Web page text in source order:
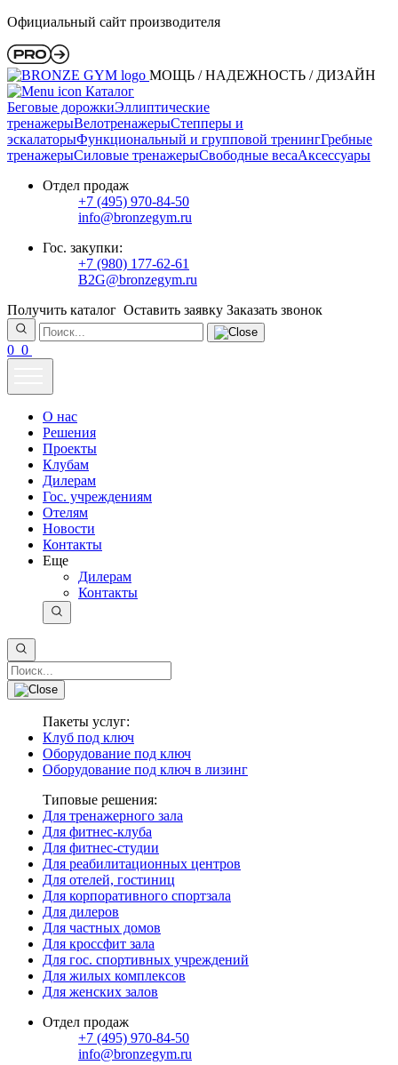
Официальный сайт производителя
МОЩЬ / НАДЕЖНОСТЬ / ДИЗАЙН
Каталог
Беговые дорожкиЭллиптические
тренажерыВелотренажерыСтепперы и
эскалаторыФункциональный и групповой тренингГребные
тренажерыСиловые тренажерыСвободные весаАксессуары
Отдел продаж
+7 (495) 970-84-50
info@bronzegym.ru
Гос. закупки:
+7 (980) 177-62-61
B2G@bronzegym.ru
Получить каталог Оставить заявку Заказать звонок
0 0
О нас
Решения
Проекты
Клубам
Дилерам
Гос. учреждениям
Отелям
Новости
Контакты
Еще
Дилерам
Контакты
Пакеты услуг:
Клуб под ключ
Оборудование под ключ
Оборудование под ключ в лизинг
Типовые решения:
Для тренажерного зала
Для фитнес-клуба
Для фитнес-студии
Для реабилитационных центров
Для отелей, гостиниц
Для корпоративного спортзала
Для дилеров
Для частных домов
Для кроссфит зала
Для гос. спортивных учреждений
Для жилых комплексов
Для женских залов
Отдел продаж
+7 (495) 970-84-50
info@bronzegym.ru